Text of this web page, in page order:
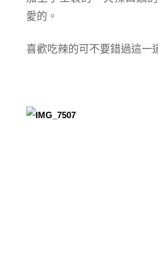
愛的。
喜歡吃辣的可不要錯過這一